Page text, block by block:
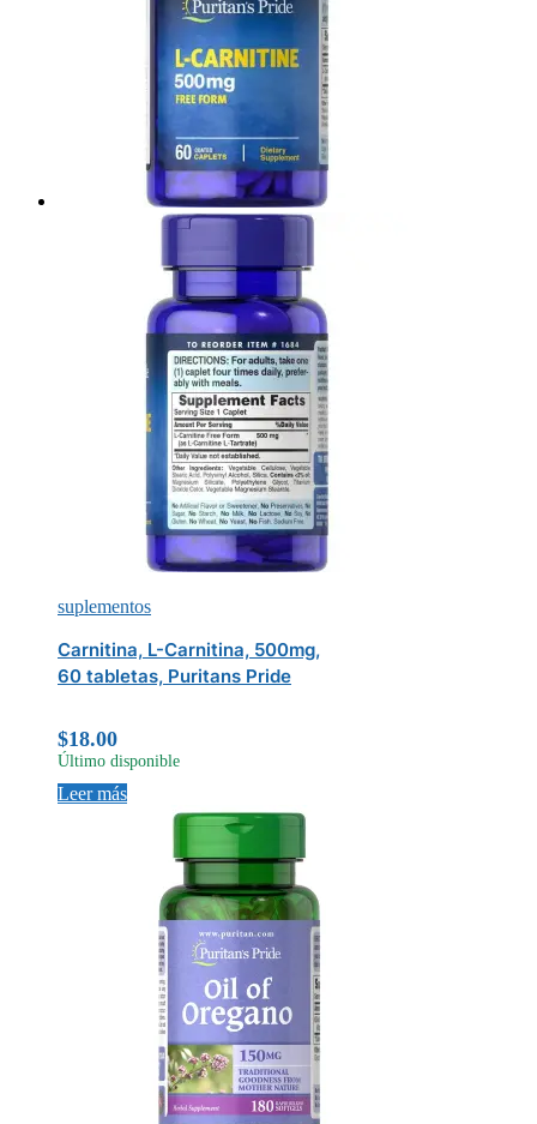
suplementos
Carnitina, L-Carnitina, 500mg,
60 tabletas, Puritans Pride
$18.00
Último disponible
Leer más